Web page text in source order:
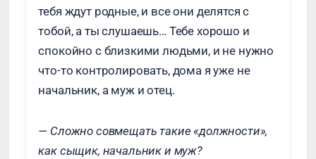
тебя ждут родные, и все они делятся с
тобой, а ты слушаешь… Тебе хорошо и
спокойно с близкими людьми, и не нужно
что-то контролировать, дома я уже не
начальник, а муж и отец.
— Сложно совмещать такие «должности»,
как сыщик, начальник и муж?